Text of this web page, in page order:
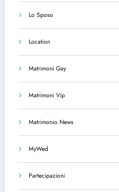
Lo Sposo
Location
Matrimoni Gay
Matrimoni Vip
Matrimonio News
MyWed
Partecipazioni